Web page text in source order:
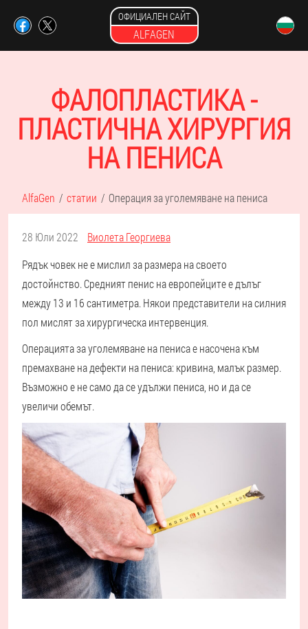
ОФИЦИАЛЕН САЙТ
ALFAGEN
ФАЛОПЛАСТИКА -
ПЛАСТИЧНА ХИРУРГИЯ
НА ПЕНИСА
AlfaGen статии Операция за уголемяване на пениса
28 Юли 2022
Виолета Георгиева
Рядък човек не е мислил за размера на своето
достойнство. Средният пенис на европейците е дълъг
между 13 и 16 сантиметра. Някои представители на силния
пол мислят за хирургическа интервенция.
Операцията за уголемяване на пениса е насочена към
премахване на дефекти на пениса: кривина, малък размер.
Възможно е не само да се удължи пениса, но и да се
увеличи обемът.